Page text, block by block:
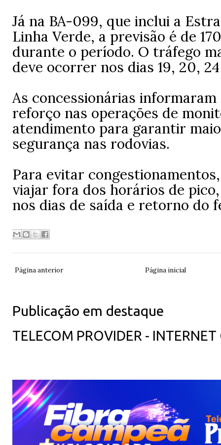
Já na BA-099, que inclui a
Linha Verde, a previsão é de
durante o período. O tráfego
deve ocorrer nos dias 19, 20,
As concessionárias
reforço nas operações de
atendimento para garantir
segurança nas rodovias.
Para evitar
viajar fora dos horários de
nos dias de saída e retorno do
Página anterior Página inicial
Publicação em destaque
TELECOM PROVIDER -